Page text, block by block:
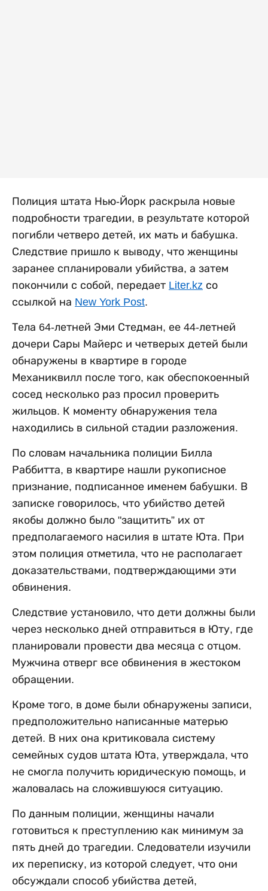
Полиция штата Нью-Йорк раскрыла новые
подробности трагедии, в результате которой
погибли четверо детей, их мать и бабушка.
Следствие пришло к выводу, что женщины
заранее спланировали убийства, а затем
покончили с собой, передает Liter.kz со
ссылкой на New York Post.
Тела 64-летней Эми Стедман, ее 44-летней
дочери Сары Майерс и четверых детей были
обнаружены в квартире в городе
Механиквилл после того, как обеспокоенный
сосед несколько раз просил проверить
жильцов. К моменту обнаружения тела
находились в сильной стадии разложения.
По словам начальника полиции Билла
Раббитта, в квартире нашли рукописное
признание, подписанное именем бабушки. В
записке говорилось, что убийство детей
якобы должно было "защитить” их от
предполагаемого насилия в штате Юта. При
этом полиция отметила, что не располагает
доказательствами, подтверждающими эти
обвинения.
Следствие установило, что дети должны были
через несколько дней отправиться в Юту, где
планировали провести два месяца с отцом.
Мужчина отверг все обвинения в жестоком
обращении.
Кроме того, в доме были обнаружены записи,
предположительно написанные матерью
детей. В них она критиковала систему
семейных судов штата Юта, утверждала, что
не смогла получить юридическую помощь, и
жаловалась на сложившуюся ситуацию.
По данным полиции, женщины начали
готовиться к преступлению как минимум за
пять дней до трагедии. Следователи изучили
их переписку, из которой следует, что они
обсуждали способ убийства детей,